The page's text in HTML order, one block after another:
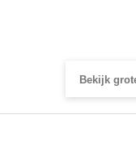
Bekijk